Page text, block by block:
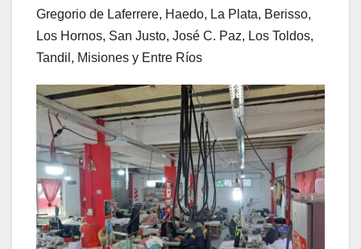
Gregorio de Laferrere, Haedo, La Plata, Berisso,
Los Hornos, San Justo, José C. Paz, Los Toldos,
Tandil, Misiones y Entre Ríos